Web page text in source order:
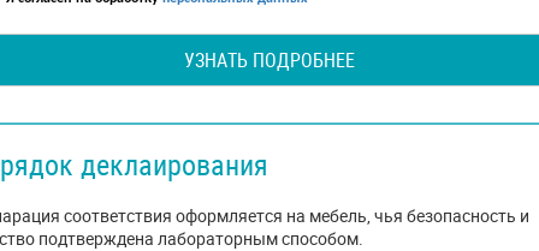
УЗНАТЬ ПОДРОБНЕЕ
деклаирования
соответствия оформляется на мебель, чья безопасность и
подтверждена лабораторным способом.